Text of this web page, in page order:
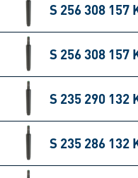
S 256 308 157
S 256 308 157
S 235 290 132
S 235 286 132